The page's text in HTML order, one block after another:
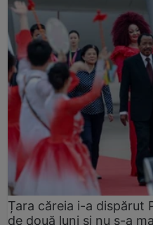
Țara căreia i-a dispărut
de două luni și nu s-a